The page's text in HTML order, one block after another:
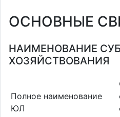
ОСНОВНЫЕ
НАИМЕНОВАНИЕ
ХОЗЯЙСТВОВАНИЯ
Полное наименование
ЮЛ